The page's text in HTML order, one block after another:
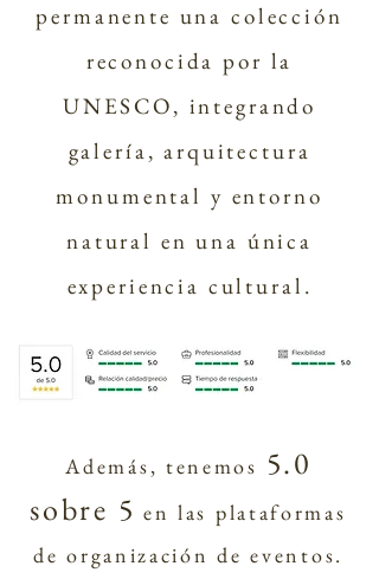
permanente una colección
reconocida por la
UNESCO, integrando
galería, arquitectura
monumental y entorno
natural en una única
experiencia cultural.
Además, tenemos 5.0
sobre 5 en las plataformas
de organización de eventos.